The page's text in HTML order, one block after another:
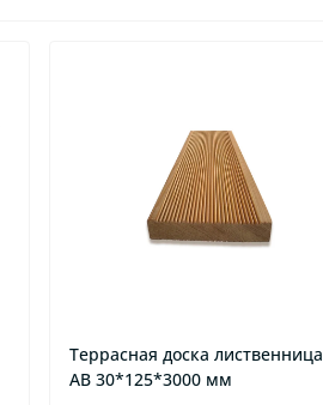
Террасная доска лиственница
AB 30*125*3000 мм